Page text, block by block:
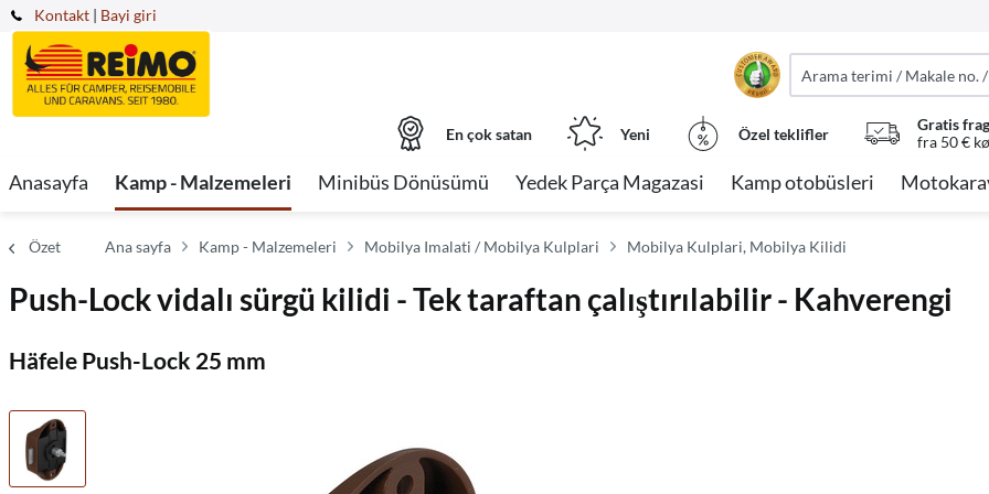
Kontakt | Bayi giri
En çok satan Yeni Özel teklifler
Gratis
fra 50 €
Anasayfa Kamp - Malzemeleri Minibüs Dönüsümü Yedek Parça Magazasi Kamp otobüsleri
Özet Ana sayfa Kamp - Malzemeleri Mobilya Imalati / Mobilya Kulplari Mobilya Kulplari, Mobilya Kilidi
Push-Lock vidalı sürgü kilidi - Tek taraftan çalıştırılabilir - Kahverengi
Häfele Push-Lock 25 mm